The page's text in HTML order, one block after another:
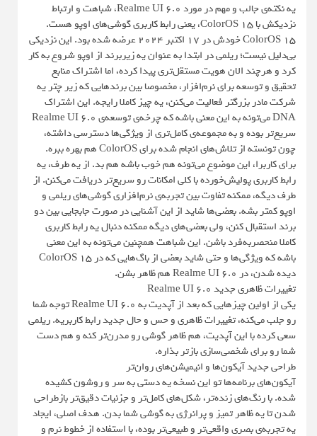
یه نکته‌ی جالب و مهم در مورد Realme UI 6.0، شباهت و ارتباط
نزدیکش با ColorOS 15، یعنی رابط کاربری گوشی‌های اوپو هست.
ColorOS 15 خودش در ۱۷ اکتبر ۲۰۲۴ عرضه شده بود. این نزدیکی
بی‌دلیل نیست؛ ریلمی در ابتدا به عنوان یه زیربرند از اوپو شروع به کار
کرد و هرچند الان هویت مستقل‌تری پیدا کرده، اما اشتراک منابع
تحقیق و توسعه برای نرم‌افزار، مخصوصا بین برندهایی که زیر چتر یه
شرکت مادر بزرگتر فعالیت می‌کنن، یه چیز کاملا رایجه. این اشتراک
DNA می‌تونه به این معنی باشه که چرخه‌ی توسعه‌ی Realme UI 6.0
سریع‌تر بوده و به مجموعه‌ی کامل‌تری از ویژگی‌ها دسترسی داشته،
چون تونسته از تلاش‌های انجام شده برای ColorOS هم بهره ببره.
برای کاربرا، این موضوع می‌تونه هم خوب باشه هم بد. از یه طرف، یه
رابط کاربری پولیش‌خورده با کلی امکانات رو سریع‌تر دریافت می‌کنن. از
طرف دیگه، ممکنه تفاوت بین تجربه‌ی نرم‌افزاری گوشی‌های ریلمی و
اوپو کمتر بشه. بعضی‌ها شاید از این آشنایی در صورت جابجایی بین دو
برند استقبال کنن، ولی بعضی‌های دیگه ممکنه دنبال یه رابط کاربری
کاملا منحصربه‌فرد باشن. این شباهت همچنین می‌تونه به این معنی
باشه که ویژگی‌ها و حتی شاید بعضی از باگ‌هایی که در ColorOS 15
دیده شدن، در Realme UI 6.0 هم ظاهر بشن.
تغییرات ظاهری جدید Realme UI 6.0
یکی از اولین چیزهایی که بعد از آپدیت به Realme UI 6.0 توجه شما
رو جلب می‌کنه، تغییرات ظاهری و حس و حال جدید رابط کاربریه. ریلمی
سعی کرده با این آپدیت، هم ظاهر گوشی رو مدرن‌تر کنه و هم دست
شما رو برای شخصی‌سازی بازتر بذاره.
طراحی جدید آیکون‌ها و انیمیشن‌های روان‌تر
آیکون‌های برنامه‌ها تو این نسخه یه دستی به سر و روشون کشیده
شده. با رنگ‌های زنده‌تر، شکل‌های کامل‌تر و جزئیات دقیق‌تر بازطراحی
شدن تا یه ظاهر تمیز و پرانرژی به گوشی شما بدن. هدف اصلی، ایجاد
یه تجربه‌ی بصری واقعی‌تر و طبیعی‌تر بوده، با استفاده از خطوط نرم و